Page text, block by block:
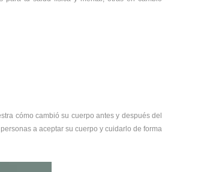
cómo cambió su cuerpo antes y después del
a aceptar su cuerpo y cuidarlo de forma